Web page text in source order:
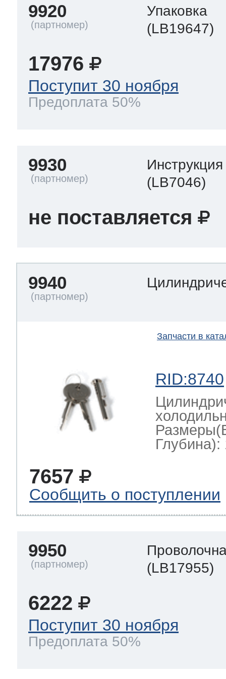
9920
Упаковка
(LB19647)
17976
Поступит 30 ноября
Предоплата 50%
9930
(LB7046)
не поставляется
9940
Запчасти в
RID:8740
Глубина):
7657
Сообщить о поступлении
9950
(LB17955)
6222
Поступит 30 ноября
Предоплата 50%